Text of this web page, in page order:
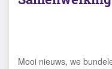
Mooi nieuws, we